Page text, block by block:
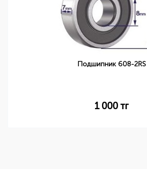
Подшипник 608-2RS
1 000 тг